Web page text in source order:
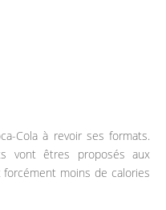
Cola à revoir ses formats.
vont êtres proposés aux
moins de calories